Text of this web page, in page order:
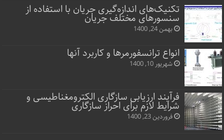
تکنیک‌های اندازه‌گیری جریان با استفاده از
سنسورهای مختلف جریان
بهمن 24, 1400
انواع ترانسفورمرها و کاربرد آنها
شهریور 10, 1400
فرآیند ارزیابی سازگاری الکترومغناطیسی و
شرایط لازم برای احراز سازگاری
فروردین 23, 1400